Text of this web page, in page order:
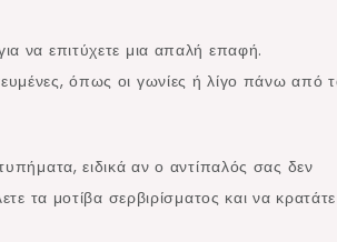
να επιτύχετε μια απαλή επαφή.
όπως οι γωνίες ή λίγο πάνω από
ειδικά αν ο αντίπαλός σας δεν
τα μοτίβα σερβιρίσματος και να